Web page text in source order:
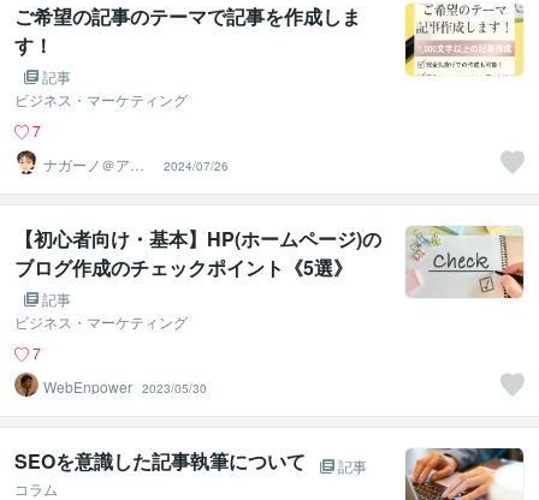
ご希望の記事のテーマで記事を作成しま
す！
記事
ビジネス・マーケティング
7
ナガーノ＠アフ
ィリエイト歴19
年目
2024/07/26
【初心者向け・基本】HP(ホームページ)の
ブログ作成のチェックポイント《5選》
記事
ビジネス・マーケティング
7
WebEnpower 2023/05/30
SEOを意識した記事執筆について
記事
コラム